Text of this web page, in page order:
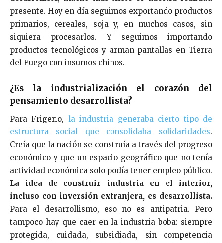
presente. Hoy en día seguimos exportando productos
primarios, cereales, soja y, en muchos casos, sin
siquiera procesarlos. Y seguimos importando
productos tecnológicos y arman pantallas en Tierra
del Fuego con insumos chinos.
¿Es la industrialización el corazón del
pensamiento desarrollista?
Para Frigerio, la industria generaba cierto tipo de
estructura social que consolidaba solidaridades.
Creía que la nación se construía a través del progreso
económico y que un espacio geográfico que no tenía
actividad económica solo podía tener empleo público.
La idea de construir industria en el interior,
incluso con inversión extranjera, es desarrollista.
Para el desarrollismo, eso no es antipatria. Pero
tampoco hay que caer en la industria boba: siempre
protegida, cuidada, subsidiada, sin competencia